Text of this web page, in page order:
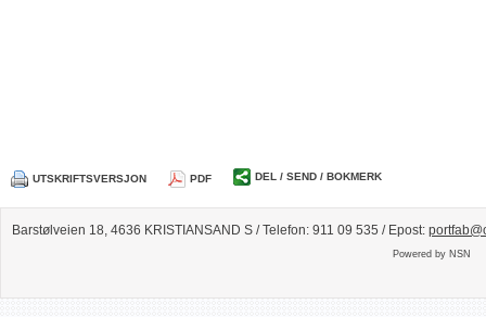
UTSKRIFTSVERSJON PDF DEL / SEND / BOKMERK
Barstølveien 18, 4636 KRISTIANSAND S / Telefon: 911 09 535 / Epost:
Powered by NSN